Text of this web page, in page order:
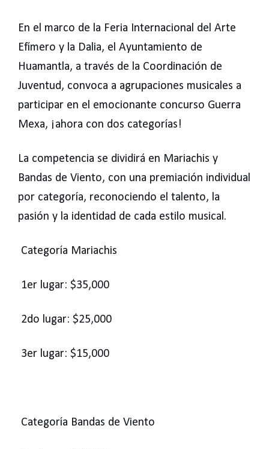
En el marco de la Feria Internacional del Arte
Efímero y la Dalia, el Ayuntamiento de
Huamantla, a través de la Coordinación de
Juventud, convoca a agrupaciones musicales a
participar en el emocionante concurso Guerra
Mexa, ¡ahora con dos categorías!
La competencia se dividirá en Mariachis y
Bandas de Viento, con una premiación individual
por categoría, reconociendo el talento, la
pasión y la identidad de cada estilo musical.
Categoría Mariachis
1er lugar: $35,000
2do lugar: $25,000
3er lugar: $15,000
Categoría Bandas de Viento